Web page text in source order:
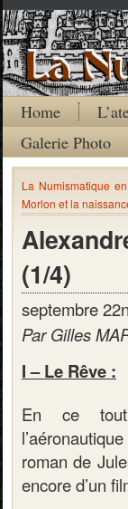
Home
Galerie Photo
La Numismatique
Morlon et la
(1/4)
septembre
Par Gilles
I – Le Rêve :
En ce
roman de
encore d’un